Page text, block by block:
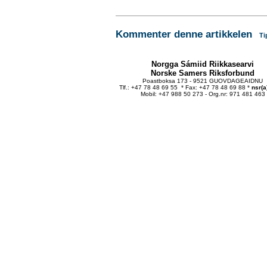
Kommenter denne artikkelen
Norgga Sámiid Riikkasearvi
Norske Samers Riksforbund
Poastboksa 173 - 9521 GUOVDAGEAIDNU
Tlf.: +47 78 48 69 55 * Fax: +47 78 48 69 88 *
Mobil: +47 988 50 273 - Org.nr: 971 481 463